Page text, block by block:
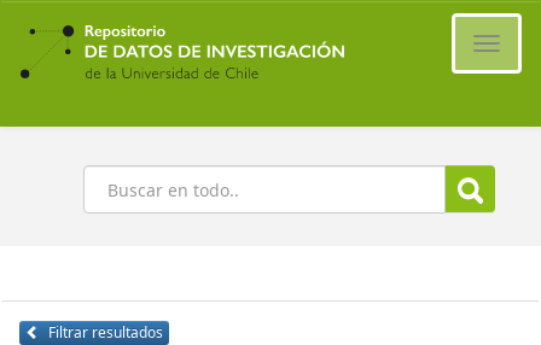
Ir
contenido
principal
Buscar
Filtrar resultados